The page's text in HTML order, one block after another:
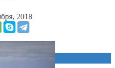
2018